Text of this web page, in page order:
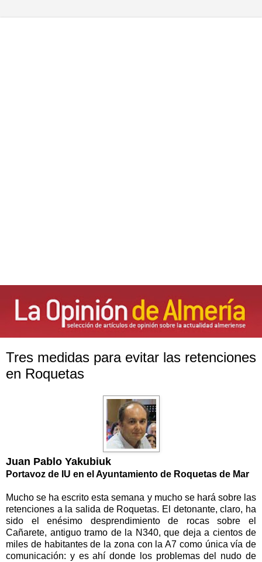
Tres medidas para evitar las retenciones
en Roquetas
Juan Pablo Yakubiuk
Portavoz de IU en el Ayuntamiento de Roquetas de Mar
Mucho se ha escrito esta semana y mucho se hará sobre las
retenciones a la salida de Roquetas. El detonante, claro, ha
sido el enésimo desprendimiento de rocas sobre el
Cañarete, antiguo tramo de la N340, que deja a cientos de
miles de habitantes de la zona con la A7 como única vía de
comunicación: y es ahí donde los problemas del nudo de